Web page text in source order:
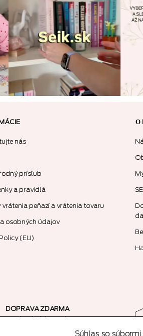
Súhlas so súbormi
nás
prísľub
a pravidlá
vrátenia peňazí a vrátenia tovaru
osobných údajov
(EU)
О
DOPRAVA ZDARMA
pri objednávke nad 50€